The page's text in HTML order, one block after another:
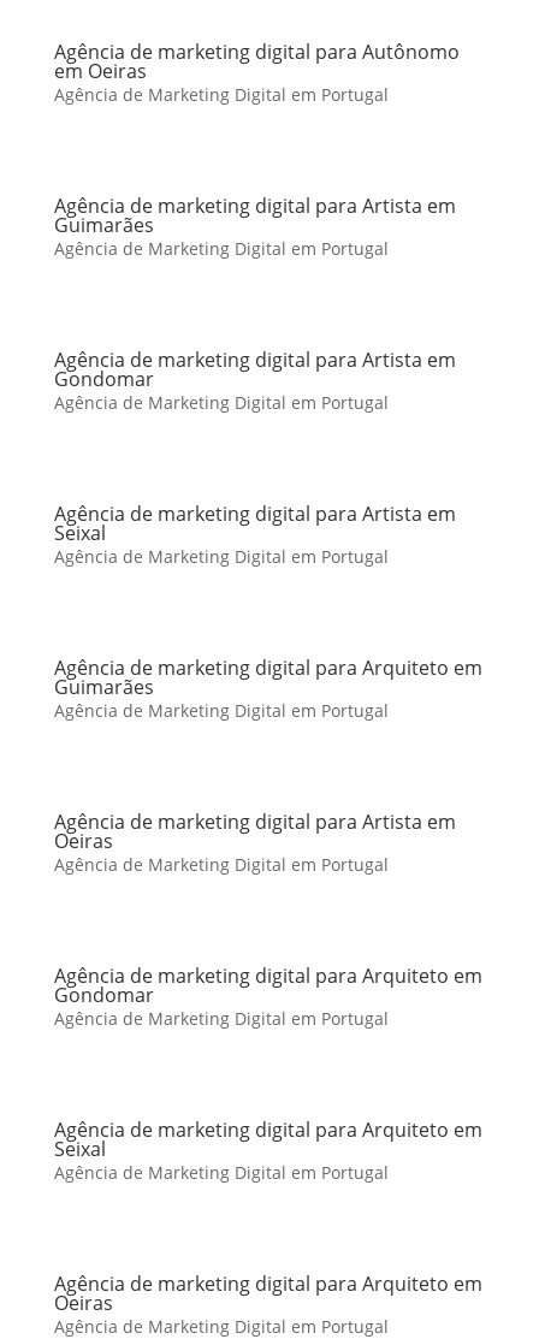
Agência de marketing digital para Autônomo
em Oeiras
Agência de Marketing Digital em Portugal
Agência de marketing digital para Artista em
Guimarães
Agência de Marketing Digital em Portugal
Agência de marketing digital para Artista em
Gondomar
Agência de Marketing Digital em Portugal
Agência de marketing digital para Artista em
Seixal
Agência de Marketing Digital em Portugal
Agência de marketing digital para Arquiteto em
Guimarães
Agência de Marketing Digital em Portugal
Agência de marketing digital para Artista em
Oeiras
Agência de Marketing Digital em Portugal
Agência de marketing digital para Arquiteto em
Gondomar
Agência de Marketing Digital em Portugal
Agência de marketing digital para Arquiteto em
Seixal
Agência de Marketing Digital em Portugal
Agência de marketing digital para Arquiteto em
Oeiras
Agência de Marketing Digital em Portugal